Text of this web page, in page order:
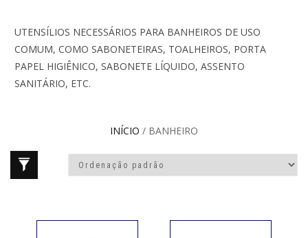
UTENSÍLIOS NECESSÁRIOS PARA BANHEIROS DE USO
COMUM, COMO SABONETEIRAS, TOALHEIROS, PORTA
PAPEL HIGIÊNICO, SABONETE LÍQUIDO, ASSENTO
SANITÁRIO, ETC.
INÍCIO / BANHEIRO